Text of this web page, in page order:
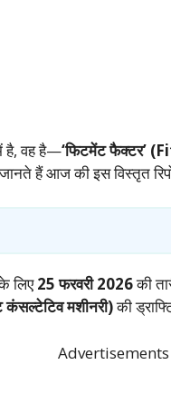
है, वह है—‘फिटमेंट फैक्टर’
हैं आज की इस विस्तृत
लिए25 फरवरी 2026की
मशीनरी)की
Advertisements